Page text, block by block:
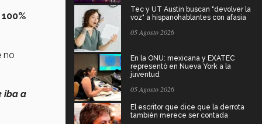
no
iba a
Tec y UT Austin buscan "devolver la
voz" a hispanohablantes con afasia
05 Agosto 2026
En la ONU: mexicana y EXATEC
representó en Nueva York a la
juventud
05 Agosto 2026
El escritor que dice que la derrota
también merece ser contada